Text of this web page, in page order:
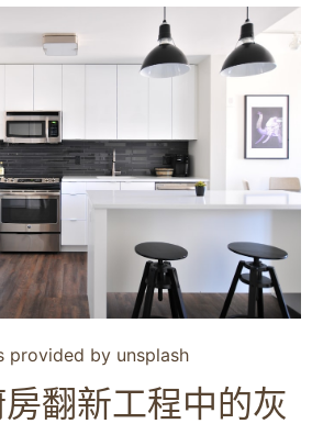
provided by unsplash
翻新工程中的灰